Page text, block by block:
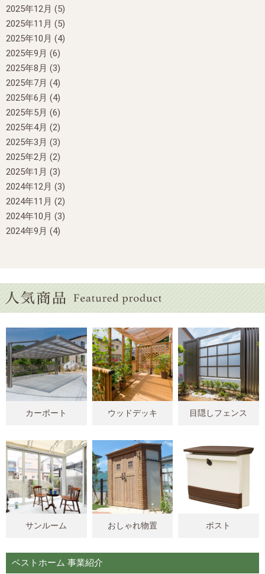
2025年12月 (5)
2025年11月 (5)
2025年10月 (4)
2025年9月 (6)
2025年8月 (3)
2025年7月 (4)
2025年6月 (4)
2025年5月 (6)
2025年4月 (2)
2025年3月 (3)
2025年2月 (2)
2025年1月 (3)
2024年12月 (3)
2024年11月 (2)
2024年10月 (3)
2024年9月 (4)
カーポート ウッドデッキ 目隠しフェンス
サンルーム おしゃれ物置 ポスト
ベストホーム 事業紹介